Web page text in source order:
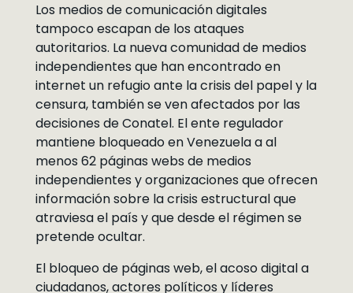
Los medios de comunicación digitales
tampoco escapan de los ataques
autoritarios. La nueva comunidad de medios
independientes que han encontrado en
internet un refugio ante la crisis del papel y la
censura, también se ven afectados por las
decisiones de Conatel. El ente regulador
mantiene bloqueado en Venezuela a al
menos 62 páginas webs de medios
independientes y organizaciones que ofrecen
información sobre la crisis estructural que
atraviesa el país y que desde el régimen se
pretende ocultar.
El bloqueo de páginas web, el acoso digital a
ciudadanos, actores políticos y líderes